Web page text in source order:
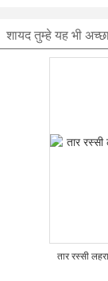
शायद तुम्हे यह भी
तार रस्सी